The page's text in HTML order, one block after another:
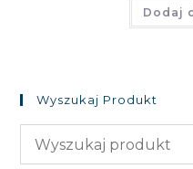
Dodaj
Wyszukaj Produkt